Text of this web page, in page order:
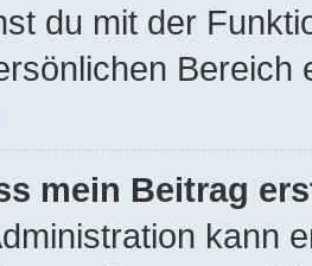
du mit der
Bereich
mein Beitrag
kann